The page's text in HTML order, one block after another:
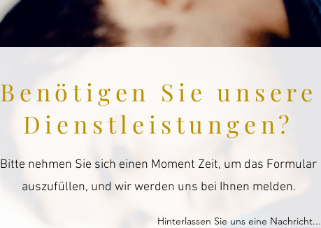
Benötigen Sie unsere
Dienstleistungen?
Bitte nehmen Sie sich einen Moment Zeit, um das Formular
auszufüllen, und wir werden uns bei Ihnen melden.
Hinterlassen Sie uns eine Nachricht...